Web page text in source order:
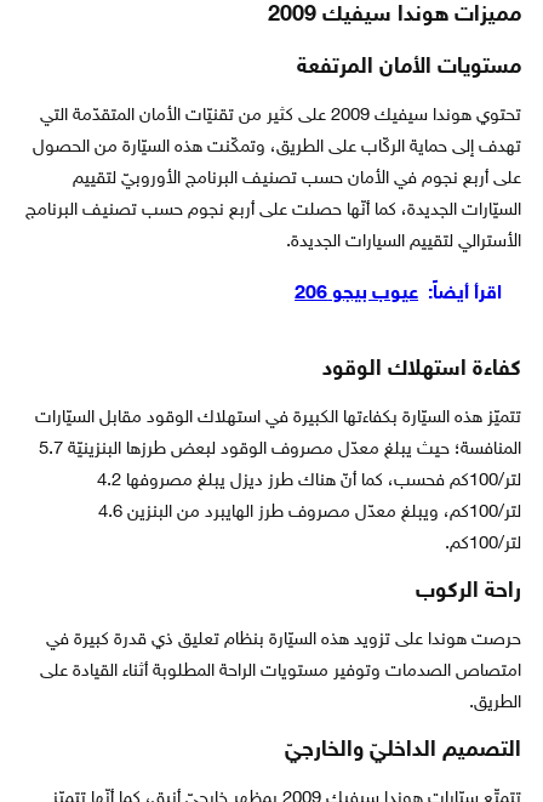
مميزات هوندا سيفيك 2009
مستويات الأمان المرتفعة
تحتوي هوندا سيفيك 2009 على كثير من تقنيّات الأمان المتقدّمة التي
تهدف إلى حماية الركّاب على الطريق، وتمكّنت هذه السيّارة من الحصول
على أربع نجوم في الأمان حسب تصنيف البرنامج الأوروبيّ لتقييم
السيّارات الجديدة، كما أنّها حصلت على أربع نجوم حسب تصنيف البرنامج
الأسترالي لتقييم السيارات الجديدة.
اقرأ أيضاً: عيوب بيجو 206
كفاءة استهلاك الوقود
تتميّز هذه السيّارة بكفاءتها الكبيرة في استهلاك الوقود مقابل السيّارات
المنافسة؛ حيث يبلغ معدّل مصروف الوقود لبعض طرزها البنزينيّة 5.7
لتر/100كم فحسب، كما أنّ هناك طرز ديزل يبلغ مصروفها 4.2
لتر/100كم، ويبلغ معدّل مصروف طرز الهايبرد من البنزين 4.6
لتر/100كم.
راحة الركوب
حرصت هوندا على تزويد هذه السيّارة بنظام تعليق ذي قدرة كبيرة في
امتصاص الصدمات وتوفير مستويات الراحة المطلوبة أثناء القيادة على
الطريق.
التصميم الداخليّ والخارجيّ